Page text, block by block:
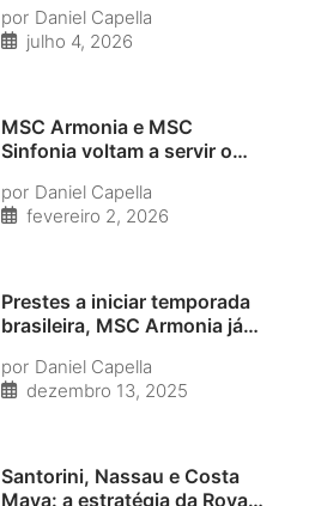
retrospectiva com lista e
imagens
por Daniel Capella
julho 4, 2026
MSC Armonia e MSC
Sinfonia voltam a servir o
mais de 20 anos; veja
histórico
por Daniel Capella
fevereiro 2, 2026
Prestes a iniciar temporada
brasileira, MSC Armonia já
(com maleta nuclear e tudo);
entenda
por Daniel Capella
dezembro 13, 2025
Santorini, Nassau e Costa
Maya: a estratégia da Royal